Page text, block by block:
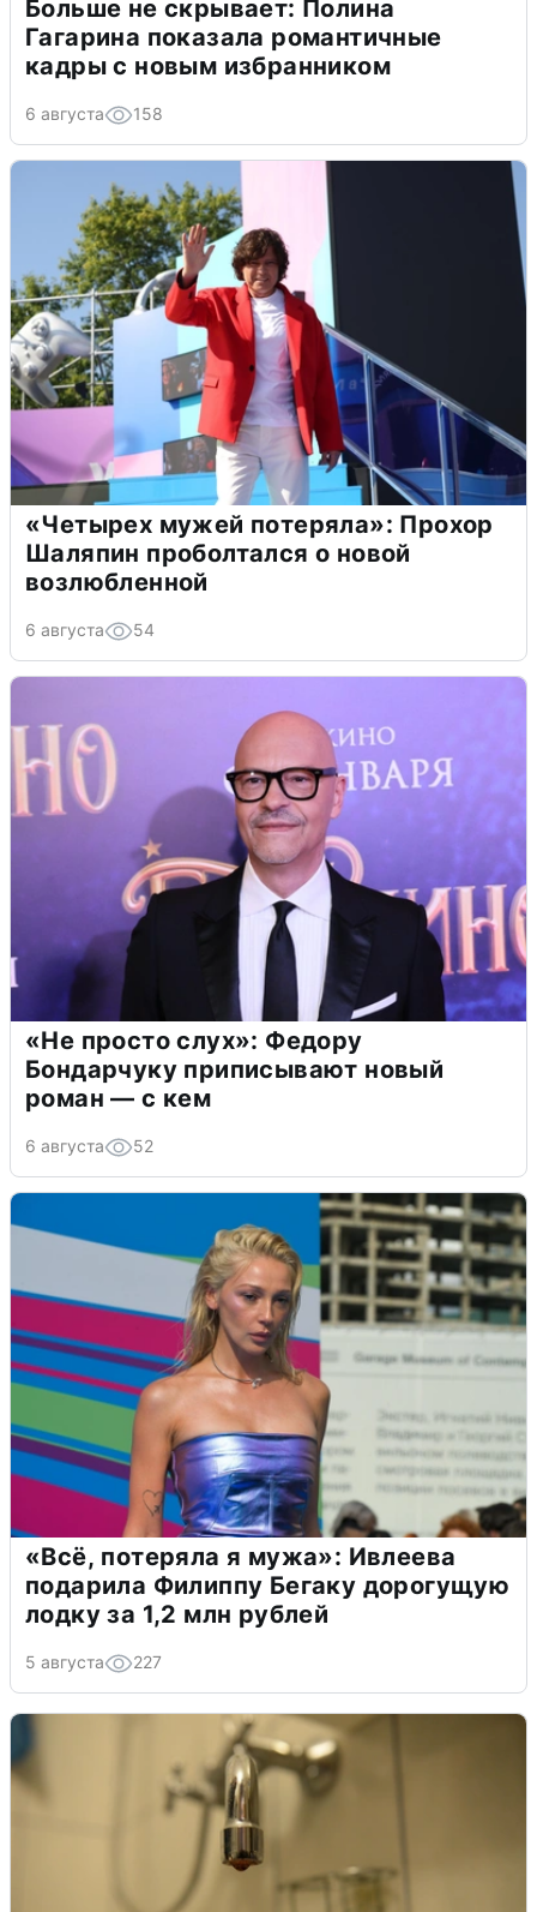
Больше не скрывает: Полина
Гагарина показала романтичные
кадры с новым избранником
6 августа 158
«Четырех мужей потеряла»: Прохор
Шаляпин проболтался о новой
возлюбленной
6 августа 54
«Не просто слух»: Федору
Бондарчуку приписывают новый
роман — с кем
6 августа 52
«Всё, потеряла я мужа»: Ивлеева
подарила Филиппу Бегаку дорогущую
лодку за 1,2 млн рублей
5 августа 227